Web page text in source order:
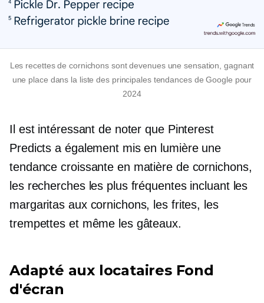
Les recettes de cornichons sont devenues une sensation, gagnant
une place dans la liste des principales tendances de Google pour
2024
Il est intéressant de noter que Pinterest
Predicts a également mis en lumière une
tendance croissante en matière de cornichons,
les recherches les plus fréquentes incluant les
margaritas aux cornichons, les frites, les
trempettes et même les gâteaux.
Adapté aux locatairesFond
d'écran